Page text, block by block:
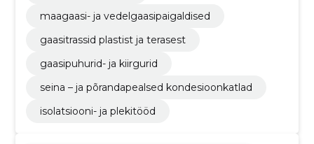
maagaasi- ja vedelgaasipaigaldised
gaasitrassid plastist ja terasest
gaasipuhurid- ja kiirgurid
seina – ja põrandapealsed kondesioonkatlad
isolatsiooni- ja plekitööd